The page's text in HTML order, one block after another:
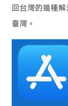
回台灣的幾種
臺灣。